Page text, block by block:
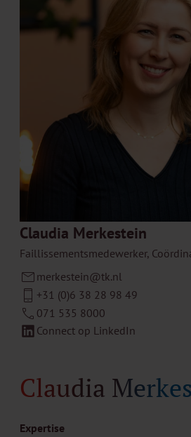
Claudia Merkestein
Faillissementsmedewerker,
merkestein@tk.nl
+31 (0)6 38 28 98 49
071 535 8000
Connect op LinkedIn
Claudia
Expertise